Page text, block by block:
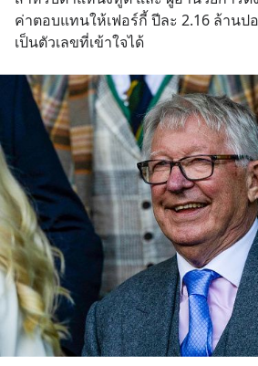
#บ้านล้นตลาด #เศ
#EICAround
สามารถดูคลิปท
ค่าตอบแทนให้เฟอร์กี้ ปีละ 2.16 ล้านป
เป็นตัวเลขที่เข้าใจได้